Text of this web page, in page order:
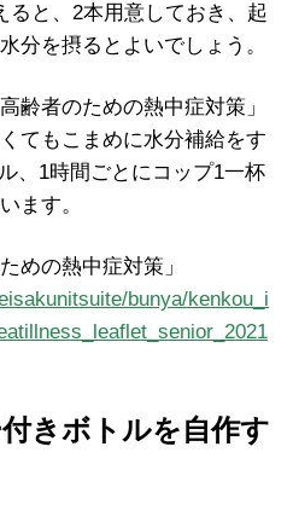
と、2本用意しておき、起
分を摂るとよいでしょう。
齢者のための熱中症対策」
てもこまめに水分補給をす
、1時間ごとにコップ1一杯
ます。
めの熱中症対策」
bunya/kenkou_i
きボトルを自作す